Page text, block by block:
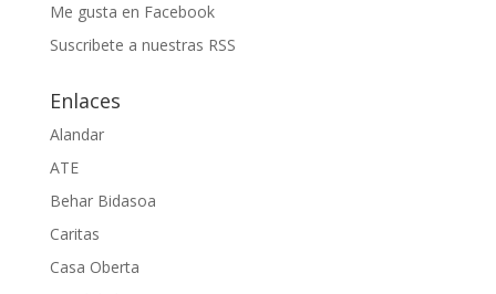
Me gusta en Facebook
Suscribete a nuestras RSS
Enlaces
Alandar
ATE
Behar Bidasoa
Caritas
Casa Oberta